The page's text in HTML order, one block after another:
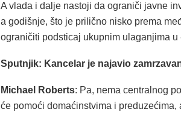
A vlada i dalje nastoji da ograniči javne
a godišnje, što je prilično nisko prema
ograničiti podsticaj ukupnim ulaganjima u
Sputnjik: Kancelar je najavio
Michael Roberts: Pa, nema centralnog
će pomoći domaćinstvima i